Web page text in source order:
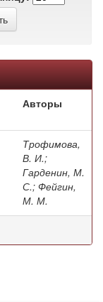
Авторы
Трофимова,
В. И.;
Гарденин, М.
С.; Фейгин,
М. М.